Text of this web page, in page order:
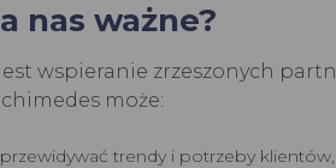
nas ważne?
jest wspieranie zrzeszonych
może:
trendy i potrzeby klientów,